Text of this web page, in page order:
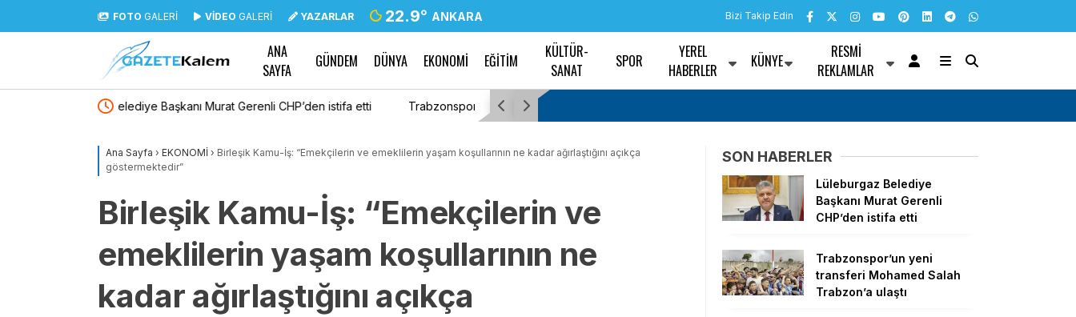
FOTO GALERİ VİDEO GALERİ YAZARLAR 22.9° ANKARA Bizi Takip Edin
ANA
SAYFA
GÜNDEM DÜNYA EKONOMİ EĞİTİM
KÜLTÜR-
SANAT
SPOR
YEREL
HABERLER
KÜNYE
RESMI
REKLAMLAR
Trabzonspor’un yeni transferi Mohamed Salah Trabzon’a ulaştı Van’da Rojin Kabaiş için etkin ve şeffaf soruşturma çağrısı
Ana Sayfa › EKONOMİ › Birleşik Kamu-İş: “Emekçilerin ve emeklilerin yaşam koşullarının ne kadar ağırlaştığını açıkça
göstermektedir”
Birleşik Kamu-İş: “Emekçilerin ve
emeklilerin yaşam koşullarının ne
kadar ağırlaştığını açıkça
SON HABERLER
Lüleburgaz Belediye
Başkanı Murat Gerenli
CHP’den istifa etti
Trabzonspor’un yeni
transferi Mohamed Salah
Trabzon’a ulaştı